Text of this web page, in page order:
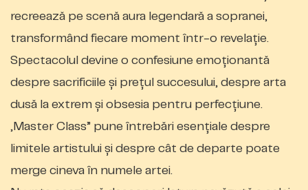
recreează pe scenă aura legendară a sopranei,
transformând fiecare moment într-o revelație.
Spectacolul devine o confesiune emoționantă
despre sacrificiile și prețul succesului, despre arta
dusă la extrem și obsesia pentru perfecțiune.
„Master Class” pune întrebări esențiale despre
limitele artistului și despre cât de departe poate
merge cineva în numele artei.